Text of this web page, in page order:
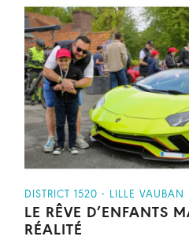
DISTRICT 1520 - LILLE VAUBAN
LE RÊVE D’ENFANTS
RÉALITÉ